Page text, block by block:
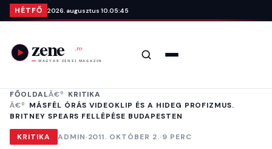
Ugrás a tartalomra
HÉTFŐ 2026. augusztus 10. 05:45
Keresés
FŐOLDAL
KRITIKA
MÁSFÉL ÓRÁS VIDEOKLIP ÉS A HIDEG PROFIZMUS.
BRITNEY SPEARS FELLÉPÉSE BUDAPESTEN
KRITIKA ADMIN·2011. OKTÓBER 2.·9 PERC